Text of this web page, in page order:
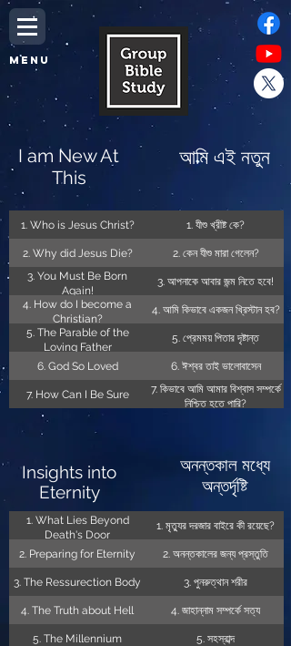
MENU
I am New At
This
আমি এই নতুন
1. Who is Jesus Christ? 1. যীশু খ্রীষ্ট কে?
2. Why did Jesus Die?
2. কেন যীশু মারা গেলেন?
3. You Must Be Born
Again!
3. আপনাকে আবার জন্ম নিতে হবে!
4. How do I become a
Christian?
4. আমি কিভাবে একজন খ্রিস্টান হব?
5. The Parable of the
Loving Father
5. প্রেমময় পিতার দৃষ্টান্ত
6. God So Loved 6. ঈশ্বর তাই ভালোবাসেন
7. How Can I Be Sure
7. কিভাবে আমি আমার বিশ্বাস সম্পর্কে
নিশ্চিত হতে পারি?
Insights into
Eternity
অনন্তকাল মধ্যে
অন্তর্দৃষ্টি
1. What Lies Beyond
Death's Door
1. মৃত্যুর দরজার বাইরে কী রয়েছে?
2. Preparing for Eternity 2. অনন্তকালের জন্য প্রস্তুতি
3. The Ressurection Body 3. পুনরুত্থান শরীর
4. The Truth about Hell 4. জাহান্নাম সম্পর্কে সত্য
5. The Millennium
5. সহস্রাব্দ